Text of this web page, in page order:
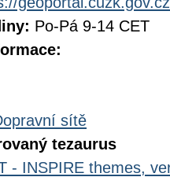
Po-Pá 9-14 CET
sítě
tezaurus
- INSPIRE themes,